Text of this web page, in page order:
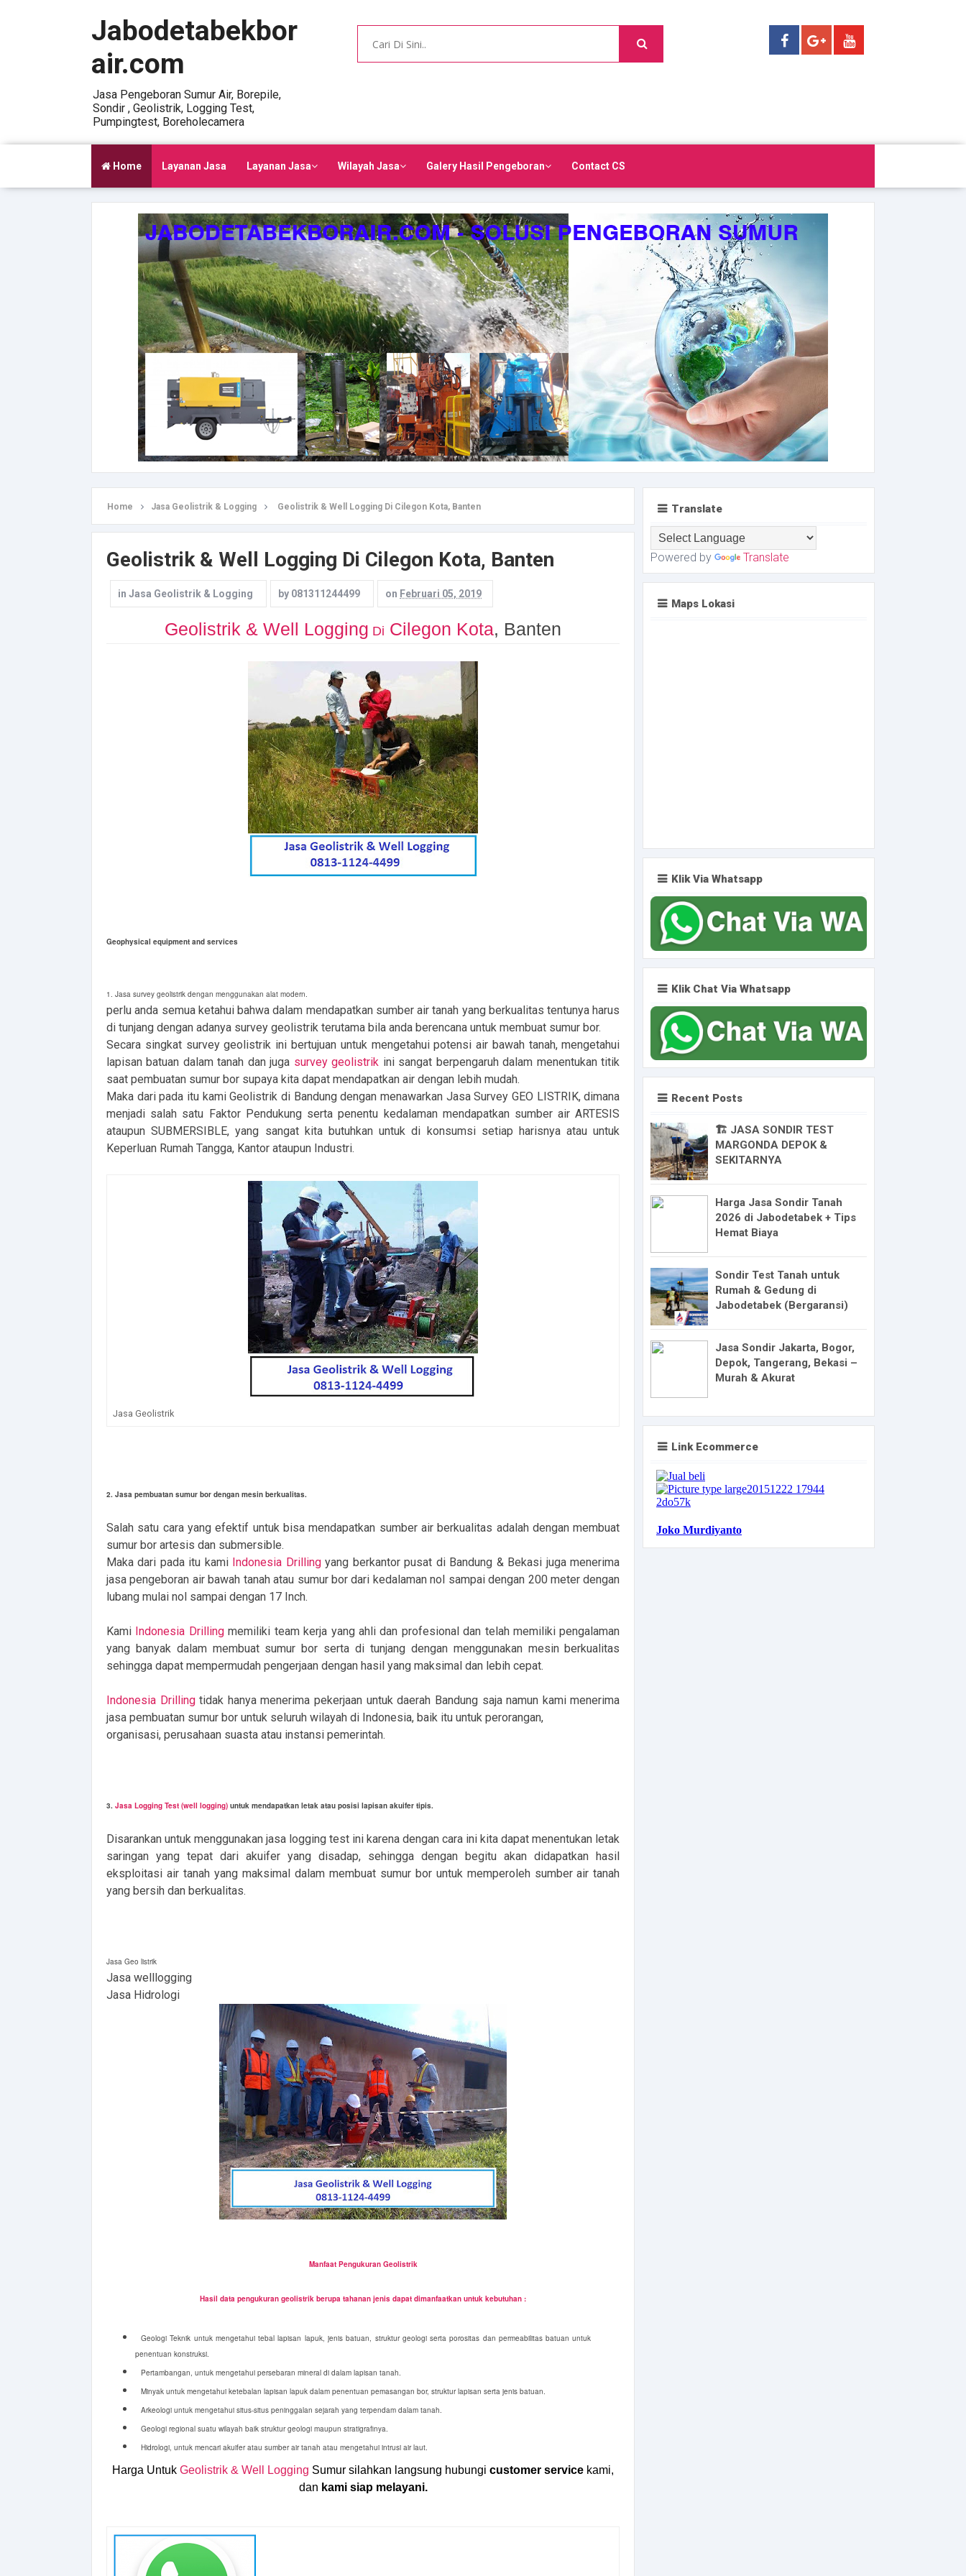
Jabodetabekbor
air.com
Jasa Pengeboran Sumur Air, Borepile,
Sondir , Geolistrik, Logging Test,
Pumpingtest, Boreholecamera
Home Layanan Jasa Layanan Jasa Wilayah Jasa Galery Hasil Pengeboran Contact CS
Home Jasa Geolistrik & Logging Geolistrik & Well Logging Di Cilegon Kota, Banten
Geolistrik & Well Logging Di Cilegon Kota, Banten
in Jasa Geolistrik & Logging by 081311244499 on Februari 05, 2019
Geolistrik & Well Logging Di Cilegon Kota, Banten
Geophysical equipment and services
1. Jasa survey geolistrik dengan menggunakan alat modern.
perlu anda semua ketahui bahwa dalam mendapatkan sumber air tanah yang berkualitas tentunya harus
di tunjang dengan adanya survey geolistrik terutama bila anda berencana untuk membuat sumur bor.
Secara singkat survey geolistrik ini bertujuan untuk mengetahui potensi air bawah tanah, mengetahui
lapisan batuan dalam tanah dan juga survey geolistrik ini sangat berpengaruh dalam menentukan titik
saat pembuatan sumur bor supaya kita dapat mendapatkan air dengan lebih mudah.
Maka dari pada itu kami Geolistrik di Bandung dengan menawarkan Jasa Survey GEO LISTRIK, dimana
menjadi salah satu Faktor Pendukung serta penentu kedalaman mendapatkan sumber air ARTESIS
ataupun SUBMERSIBLE, yang sangat kita butuhkan untuk di konsumsi setiap harisnya atau untuk
Keperluan Rumah Tangga, Kantor ataupun Industri.
Jasa Geolistrik
2. Jasa pembuatan sumur bor dengan mesin berkualitas.
Salah satu cara yang efektif untuk bisa mendapatkan sumber air berkualitas adalah dengan membuat
sumur bor artesis dan submersible.
Maka dari pada itu kami Indonesia Drillingyang berkantor pusat di Bandung & Bekasi juga menerima
jasa pengeboran air bawah tanah atau sumur bor dari kedalaman nol sampai dengan 200 meter dengan
lubang mulai nol sampai dengan 17 Inch.
Kami Indonesia Drillingmemiliki team kerja yang ahli dan profesional dan telah memiliki pengalaman
yang banyak dalam membuat sumur bor serta di tunjang dengan menggunakan mesin berkualitas
sehingga dapat mempermudah pengerjaan dengan hasil yang maksimal dan lebih cepat.
Indonesia Drillingtidak hanya menerima pekerjaan untuk daerah Bandung saja namun kami menerima
jasa pembuatan sumur bor untuk seluruh wilayah di Indonesia, baik itu untuk perorangan,
organisasi, perusahaan suasta atau instansi pemerintah.
3. Jasa Logging Test (well logging) untuk mendapatkan letak atau posisi lapisan akuifer tipis.
Disarankan untuk menggunakan jasa logging test ini karena dengan cara ini kita dapat menentukan letak
saringan yang tepat dari akuifer yang disadap, sehingga dengan begitu akan didapatkan hasil
eksploitasi air tanah yang maksimal dalam membuat sumur bor untuk memperoleh sumber air tanah
yang bersih dan berkualitas.
Jasa Geo listrik
Jasa welllogging
Jasa Hidrologi
Manfaat Pengukuran Geolistrik
Hasil data pengukuran geolistrik berupa tahanan jenis dapat dimanfaatkan untuk kebutuhan :
Geologi Teknik untuk mengetahui tebal lapisan lapuk, jenis batuan, struktur geologi serta porositas dan permeabilitas batuan untuk
penentuan konstruksi.
Pertambangan, untuk mengetahui persebaran mineral di dalam lapisan tanah.
Minyak untuk mengetahui ketebalan lapisan lapuk dalam penentuan pemasangan bor, struktur lapisan serta jenis batuan.
Arkeologi untuk mengetahui situs-situs peninggalan sejarah yang terpendam dalam tanah.
Geologi regional suatu wilayah baik struktur geologi maupun stratigrafinya.
Hidrologi, untuk mencari akuifer atau sumber air tanah atau mengetahui intrusi air laut.
Harga UntukGeolistrik & Well Logging Sumur silahkan langsung hubungicustomer service kami,
dan kami siap melayani.
Translate
Powered by Translate
Maps Lokasi
Klik Via Whatsapp
Klik Chat Via Whatsapp
Recent Posts
🏗️ JASA SONDIR TEST
MARGONDA DEPOK &
SEKITARNYA
Harga Jasa Sondir Tanah
2026 di Jabodetabek + Tips
Hemat Biaya
Sondir Test Tanah untuk
Rumah & Gedung di
Jabodetabek (Bergaransi)
Jasa Sondir Jakarta, Bogor,
Depok, Tangerang, Bekasi –
Murah & Akurat
Link Ecommerce